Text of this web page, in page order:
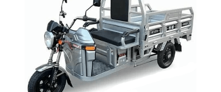
пользователей